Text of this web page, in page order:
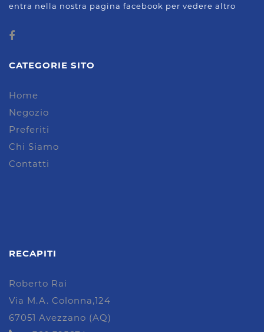
entra nella nostra pagina facebook per vedere altro
CATEGORIE SITO
Home
Negozio
Preferiti
Chi Siamo
Contatti
RECAPITI
Roberto Rai
Via M.A. Colonna,124
67051 Avezzano (AQ)